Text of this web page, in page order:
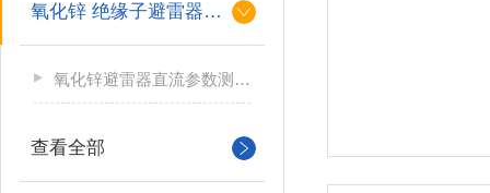
氧化锌 绝缘子避雷器测试
氧化锌避雷器直流参数测试仪
查看全部